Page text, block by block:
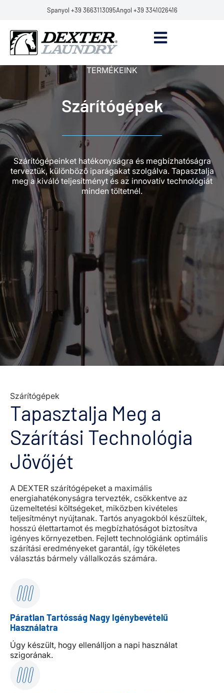
Spanyol +39 3663113095Angol +39 3341026416
TERMÉKEINK
Szárítógépek
Szárítógépeinket hatékonyságra és megbízhatóságra
terveztük, különböző iparágakat szolgálva. Tapasztalja
meg a kiváló teljesítményt és az innovatív technológiát
minden töltetnél.
Szárítógépek
Tapasztalja Meg a
Szárítási Technológia
Jövőjét
A DEXTER szárítógépeket a maximális
energiahatékonyságra tervezték, csökkentve az
üzemeltetési költségeket, miközben kivételes
teljesítményt nyújtanak. Tartós anyagokból készültek,
hosszú élettartamot és megbízhatóságot biztosítva
igényes környezetben. Fejlett technológiánk optimális
szárítási eredményeket garantál, így tökéletes
választás bármely vállalkozás számára.
Páratlan Tartósság Nagy Igénybevételű
Használatra
Úgy készült, hogy ellenálljon a napi használat
szigorának.